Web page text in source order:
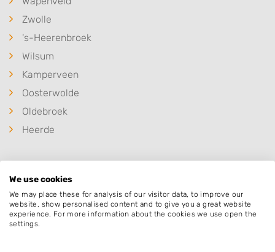
Zwolle
's-Heerenbroek
Wilsum
Kamperveen
Oosterwolde
Oldebroek
Heerde
Populaire hoveniers
We use cookies
We may place these for analysis of our visitor data, to improve our
website, show personalised content and to give you a great website
experience. For more information about the cookies we use open the
settings.